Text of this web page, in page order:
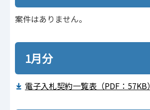
案件はありません。
1月分
電⼦⼊札契約⼀覧表（PDF：57KB）